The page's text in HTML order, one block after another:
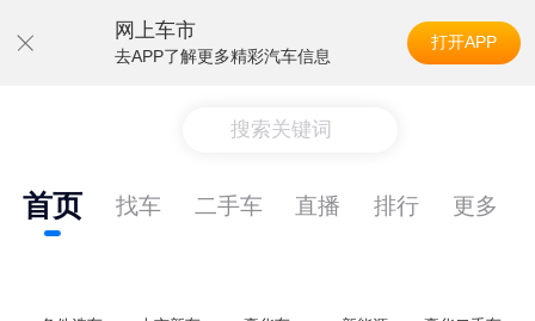
网上车市
去APP了解更多精彩汽车信息
打开APP
搜索关键词
首页 找车 二手车 直播 排行 更多